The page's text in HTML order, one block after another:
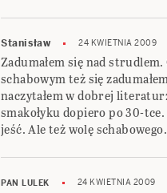
Stanisław 24 KWIETNIA 2009
Zadumałem się nad
schabowym też się
naczytałem w dobrej
smakołyku dopiero po 30-
jeść. Ale też wolę schabowego.
PAN LULEK 24 KWIETNIA 2009